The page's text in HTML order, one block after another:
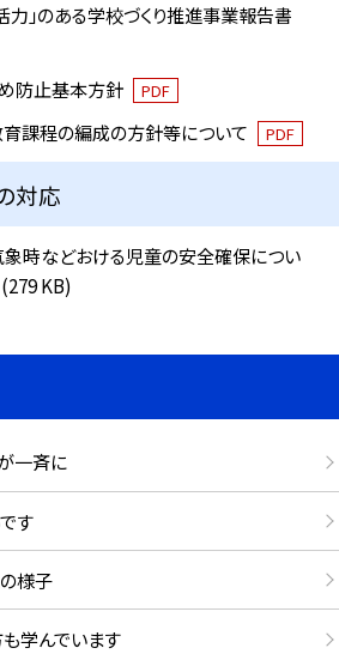
力」のある学校づくり推進事業報告書
防止基本方針 PDF
課程の編成の方針等について PDF
対応
時などおける児童の安全確保につい
(279 KB)
一斉に
す
様子
学んでいます